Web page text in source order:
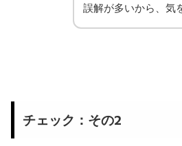
誤解が多いから、気
チェック：その2